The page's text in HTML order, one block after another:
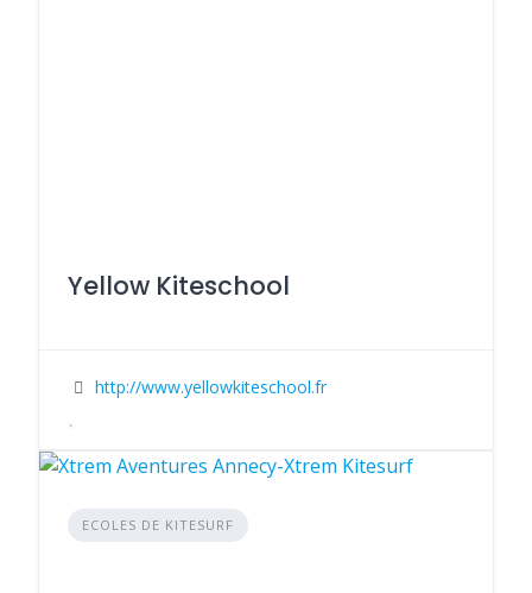
Yellow Kiteschool
http://www.yellowkiteschool.fr
ECOLES DE KITESURF